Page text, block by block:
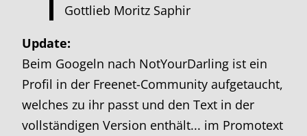
Gottlieb Moritz Saphir
Update:
Beim Googeln nach NotYourDarling ist ein
Profil in der Freenet-Community aufgetaucht,
welches zu ihr passt und den Text in der
vollständigen Version enthält... im Promotext